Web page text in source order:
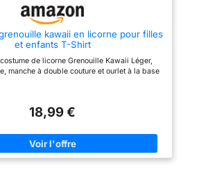
de cam-
de
de la
Valentin, soirée, fête de cam-
soubrette animée, accessoires
de déguisement amusants,
amusants, fête d'anniversaire,
cosplay animal, festival de la
kawaii en licorne pour filles
et enfants T-Shirt
de licorne Grenouille Kawaii Léger,
manche à double couture et ourlet à la base
18,99 €